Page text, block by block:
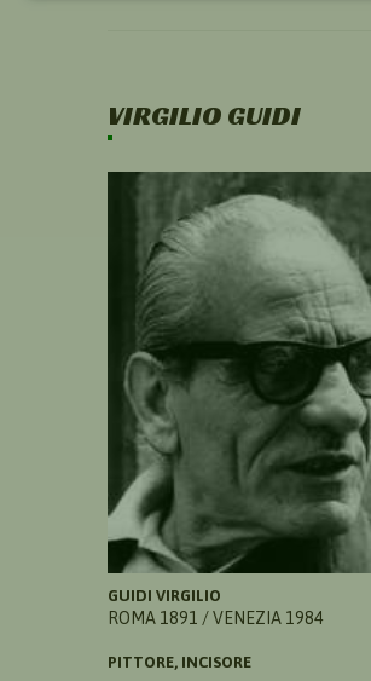
VIRGILIO GUIDI
GUIDI VIRGILIO
ROMA 1891 / VENEZIA 1984
PITTORE, INCISORE